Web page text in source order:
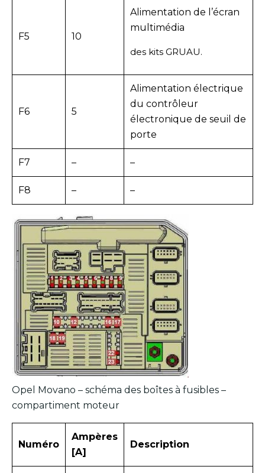
F5 10
Alimentation de l’écran
multimédia
des kits GRUAU.
F6 5
Alimentation électrique
du contrôleur
électronique de seuil de
porte
F7 – –
F8 – –
Opel Movano – schéma des boîtes à fusibles –
compartiment moteur
Numéro
Ampères
[A]
Description